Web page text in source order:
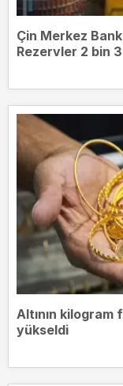
Çin Merkez
Rezervler 2 bin
Altının
yükseldi